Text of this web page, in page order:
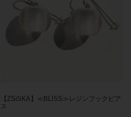
【ZSiSKA】≪BLISS≫レジンフックピア
ス